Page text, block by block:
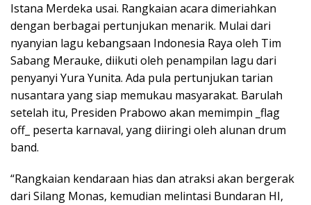
Istana Merdeka usai. Rangkaian acara dimeriahkan
dengan berbagai pertunjukan menarik. Mulai dari
nyanyian lagu kebangsaan Indonesia Raya oleh Tim
Sabang Merauke, diikuti oleh penampilan lagu dari
penyanyi Yura Yunita. Ada pula pertunjukan tarian
nusantara yang siap memukau masyarakat. Barulah
setelah itu, Presiden Prabowo akan memimpin _flag
off_ peserta karnaval, yang diiringi oleh alunan drum
band.
“Rangkaian kendaraan hias dan atraksi akan bergerak
dari Silang Monas, kemudian melintasi Bundaran HI,